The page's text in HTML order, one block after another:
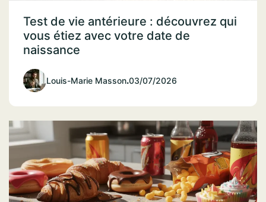
Test de vie antérieure : découvrez qui
vous étiez avec votre date de
naissance
Louis-Marie Masson.03/07/2026